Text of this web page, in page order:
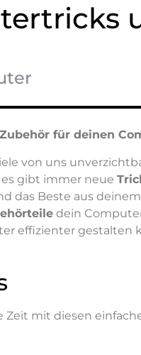
für deinen
von uns
gibt immer neue
das Beste aus
dein
effizienter gestalten
mit diesen